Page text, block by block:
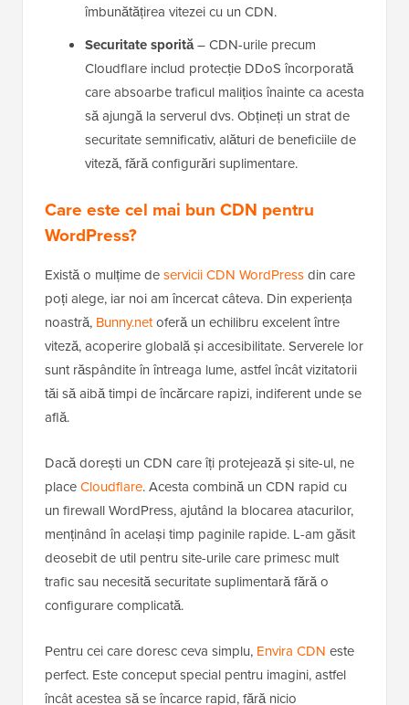
îmbunătățirea vitezei cu un CDN.
Securitate sporită– CDN-urile precum
Cloudflare includ protecție DDoS încorporată
care absoarbe traficul malițios înainte ca acesta
să ajungă la serverul dvs. Obțineți un strat de
securitate semnificativ, alături de beneficiile de
viteză, fără configurări suplimentare.
Care este cel mai bun CDN pentru
WordPress?
Există o mulțime deservicii CDN WordPressdin care
poți alege, iar noi am încercat câteva. Din experiența
noastră, Bunny.netoferă un echilibru excelent între
viteză, acoperire globală și accesibilitate. Serverele lor
sunt răspândite în întreaga lume, astfel încât vizitatorii
tăi să aibă timpi de încărcare rapizi, indiferent unde se
află.
Dacă dorești un CDN care îți protejează și site-ul, ne
placeCloudflare. Acesta combină un CDN rapid cu
un firewall WordPress, ajutând la blocarea atacurilor,
menținând în același timp paginile rapide. L-am găsit
deosebit de util pentru site-urile care primesc mult
trafic sau necesită securitate suplimentară fără o
configurare complicată.
Pentru cei care doresc ceva simplu, Envira CDN este
perfect. Este conceput special pentru imagini, astfel
încât acestea să se încarce rapid, fără nicio